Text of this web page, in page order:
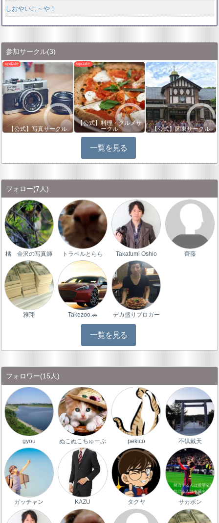
しおやいこ～や！
参加サークル(3)
【公式】写真サークル
【公式】料理・グルメサ
ークル
【公式】関東サークル
一覧を見る
フォロー(7人)
橘 金沢の写真師 トラベルとらら Takafumi Oshio 齊藤
雅翔 Takezoo.🚗 デカ盛りブロガー
一覧を見る
フォロワー(15人)
gyou ぬこぬこちゅーぶ pekico 不倶戴天
ガッチャン KAZU タクヤ サカボン